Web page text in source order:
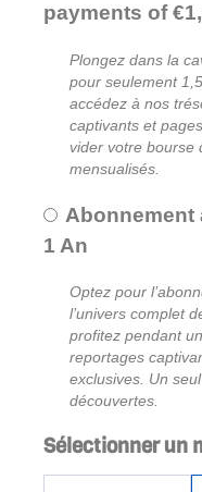
payments of€
Plongez dans la
pour seulement
accédez à nos
captivants et
vider votre bourse
mensualisés.
Abonnement
1 An
Optez pour
l’univers complet
profitez pendant
reportages
exclusives. Un
découvertes.
Sélectionner un